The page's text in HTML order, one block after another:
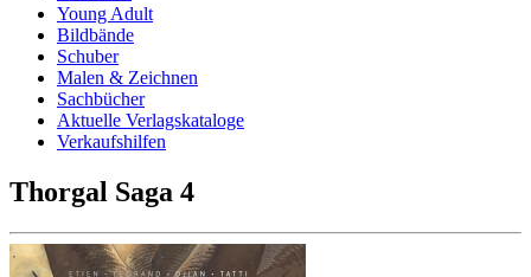
Young Adult
Bildbände
Schuber
Malen & Zeichnen
Sachbücher
Aktuelle Verlagskataloge
Verkaufshilfen
Thorgal Saga 4